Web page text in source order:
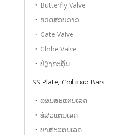
Butterfly Valve
ກວດສອບວາວ
Gate Valve
Globe Valve
ປ່ຽງກະຕຸ້ນ
SS Plate, Coil ແລະ Bars
ແຜ່ນສະແຕນເລດ
ທໍ່ສະແຕນເລດ
ບາສະແຕນເລດ